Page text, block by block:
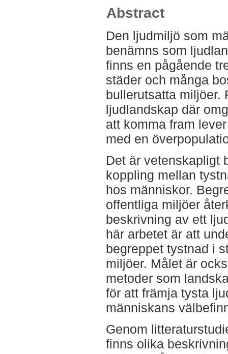
Abstract
Den ljudmiljö som
benämns som
finns en pågående
städer och många
bullerutsatta miljöer.
ljudlandskap där
att komma fram
med en
Det är vetenskapligt
koppling mellan
hos människor.
offentliga miljöer
beskrivning av ett
här arbetet är att
begreppet tystnad i
miljöer. Målet är
metoder som
för att främja tysta
människans
Genom
finns olika